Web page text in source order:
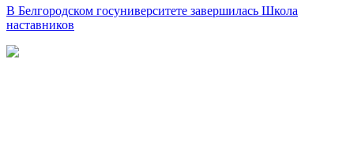
В Белгородском госуниверситете завершилась Школа
наставников